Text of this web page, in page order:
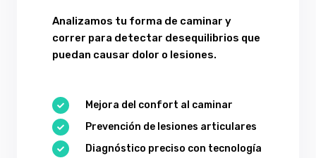
Analizamos tu forma de caminar y
correr para detectar desequilibrios que
puedan causar dolor o lesiones.
 Mejora del confort al caminar
 Prevención de lesiones articulares

Diagnóstico preciso con tecnología